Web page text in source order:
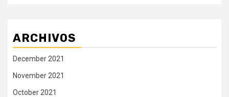
ARCHIVOS
December 2021
November 2021
October 2021